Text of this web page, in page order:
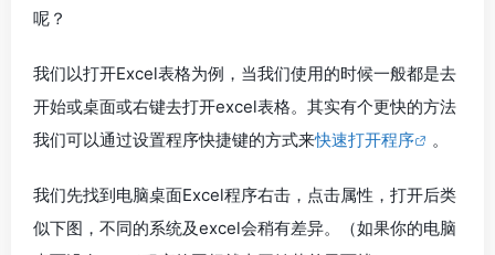
呢？
我们以打开Excel表格为例，当我们使用的时候一般都是去
开始或桌面或右键去打开excel表格。其实有个更快的方法
我们可以通过设置程序快捷键的方式来快速打开程序 。
我们先找到电脑桌面Excel程序右击，点击属性，打开后类
似下图，不同的系统及excel会稍有差异。（如果你的电脑